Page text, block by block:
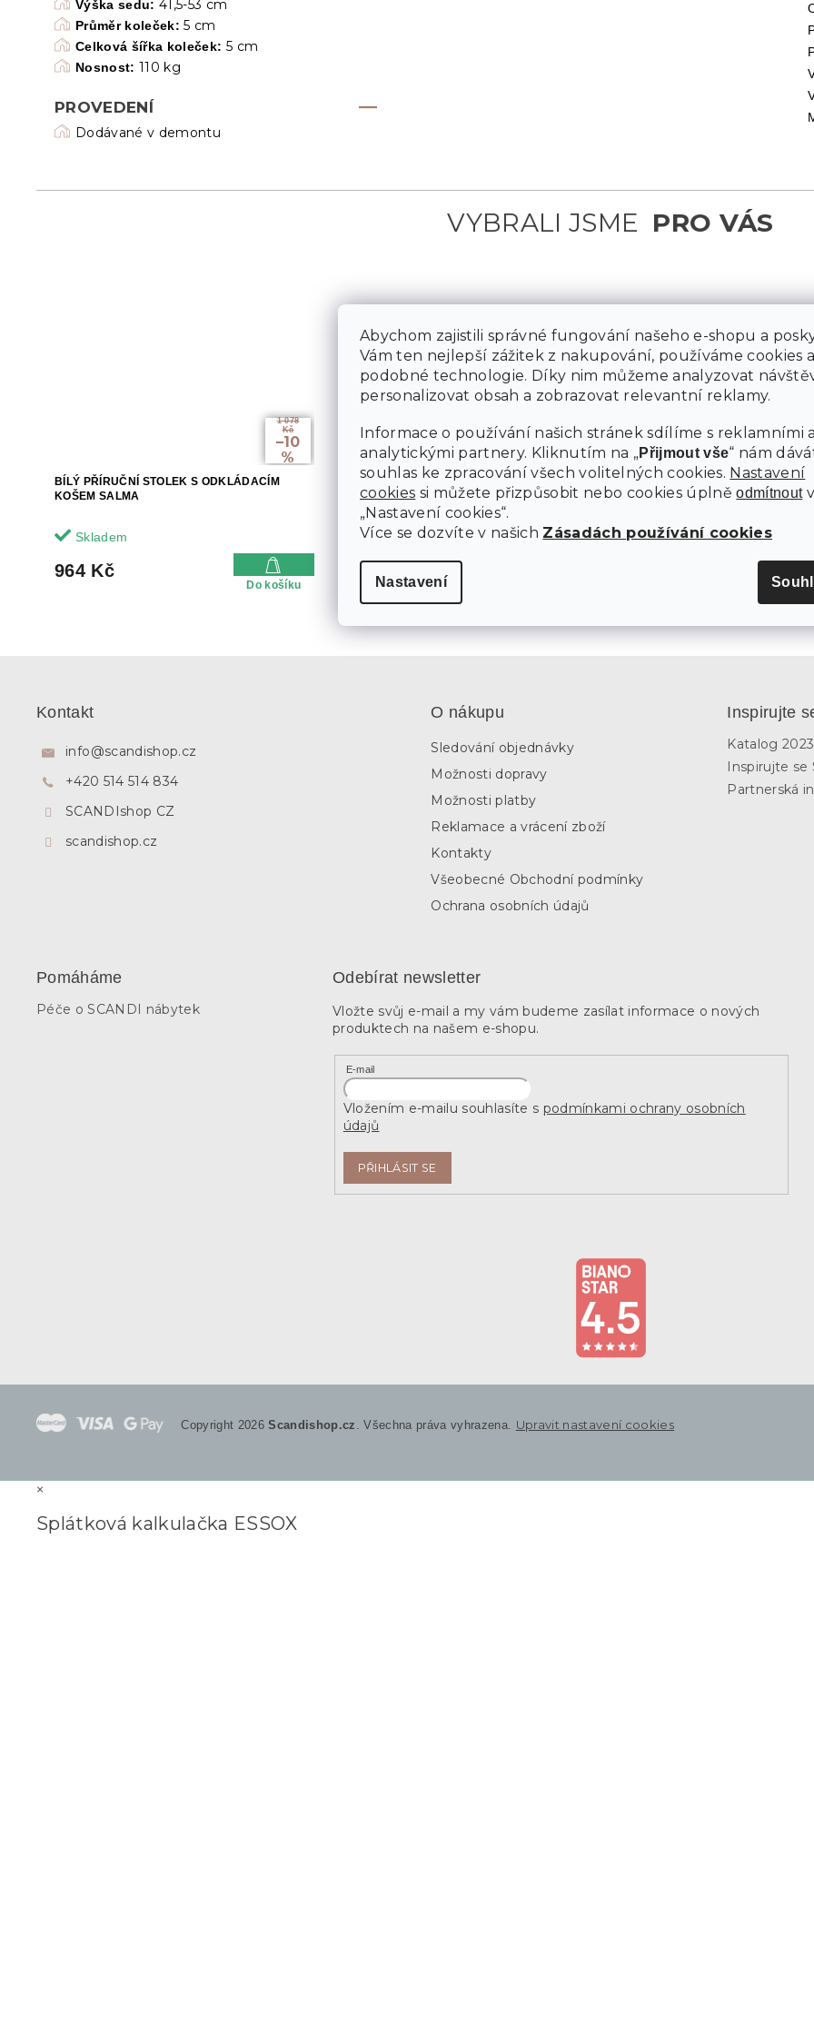
Abychom zajistili správné fungování našeho e-shopu a
Vám ten nejlepší zážitek z nakupování, používáme cookies a
podobné technologie. Díky nim můžeme analyzovat
personalizovat obsah a zobrazovat relevantní reklamy.
Informace o používání našich stránek sdílíme s reklamními a
analytickými partnery. Kliknutím na „Přijmout vše“ nám
souhlas ke zpracování všech volitelných cookies. Nastavení
cookies si můžete přizpůsobit nebo cookies úplněodmítnoutv
„Nastavení cookies“.
Více se dozvíte v našich Zásadách používání cookies
Nastavení
1 078
Kč
–10
%
BÍLÝ PŘÍRUČNÍ STOLEK S ODKLÁDACÍM
KOŠEM SALMA
Skladem
964 Kč
Do košíku
Kč
–2
%
BAMBUSOVÝ REGÁL BCB35Y
Skladem
1 403 Kč
BÉŽOVÝ JUTOVÝ TABURET POEF
Skladem
Výška sedu: 41,5-53 cm
Průměr koleček: 5 cm
Celková šířka koleček: 5 cm
Nosnost: 110 kg
PROVEDENÍ
Dodávané v demontu
Kontakt
info@scandishop.cz
+420 514 514 834
SCANDIshop CZ
scandishop.cz
O nákupu
Sledování objednávky
Možnosti dopravy
Možnosti platby
Reklamace a vrácení zboží
Kontakty
Všeobecné Obchodní podmínky
Ochrana osobních údajů
Inspirujte
Katalog 2023
Inspirujte se
Partnerská
Pomáháme
Péče o SCANDI nábytek
Odebírat newsletter
Vložte svůj e-mail a my vám budeme zasílat informace o nových
produktech na našem e-shopu.
E-mail
Vložením e-mailu souhlasíte s podmínkami ochrany osobních
údajů
PŘIHLÁSIT SE
Copyright 2026Scandishop.cz . Všechna práva vyhrazena. Upravit nastavení cookies
×
Splátková kalkulačka ESSOX